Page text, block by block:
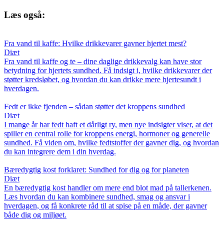
Læs også:
Fra vand til kaffe: Hvilke drikkevarer gavner hjertet mest?
Diæt
Fra vand til kaffe og te – dine daglige drikkevalg kan have stor
betydning for hjertets sundhed. Få indsigt i, hvilke drikkevarer der
støtter kredsløbet, og hvordan du kan drikke mere hjertesundt i
hverdagen.
Fedt er ikke fjenden – sådan støtter det kroppens sundhed
Diæt
I mange år har fedt haft et dårligt ry, men nye indsigter viser, at det
spiller en central rolle for kroppens energi, hormoner og generelle
sundhed. Få viden om, hvilke fedtstoffer der gavner dig, og hvordan
du kan integrere dem i din hverdag.
Bæredygtig kost forklaret: Sundhed for dig og for planeten
Diæt
En bæredygtig kost handler om mere end blot mad på tallerkenen.
Læs hvordan du kan kombinere sundhed, smag og ansvar i
hverdagen, og få konkrete råd til at spise på en måde, der gavner
både dig og miljøet.